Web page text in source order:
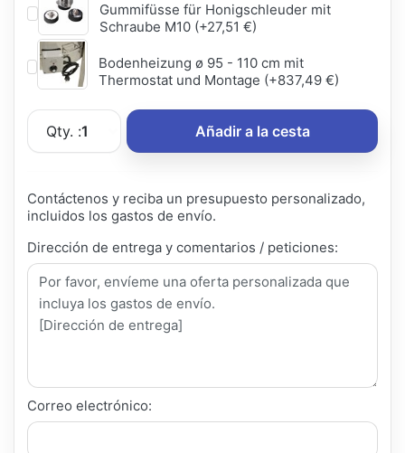
Gummifüsse für Honigschleuder mit
Schraube M10 (+27,51 €)
Bodenheizung ø 95 - 110 cm mit
Thermostat und Montage (+837,49 €)
Qty. :1 Añadir a la cesta
Contáctenos y reciba un presupuesto personalizado,
incluidos los gastos de envío.
Dirección de entrega y comentarios / peticiones:
Correo electrónico: